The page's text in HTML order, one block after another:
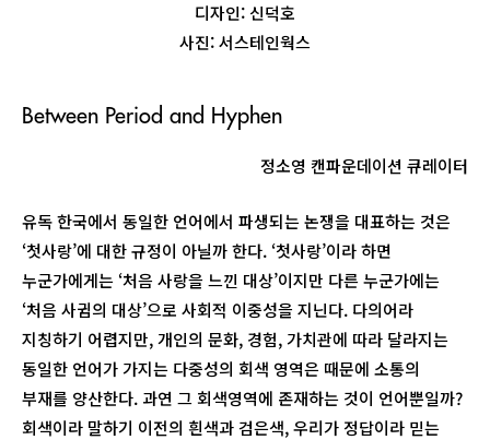
디자인: 신덕호
사진: 서스테인웍스
Between Period and Hyphen
정소영 캔파운데이션 큐레이터
유독 한국에서 동일한 언어에서 파생되는 논쟁을 대표하는 것은
‘첫사랑’에 대한 규정이 아닐까 한다. ‘첫사랑’이라 하면
누군가에게는 ‘처음 사랑을 느낀 대상’이지만 다른 누군가에는
‘처음 사귐의 대상’으로 사회적 이중성을 지닌다. 다의어라
지칭하기 어렵지만, 개인의 문화, 경험, 가치관에 따라 달라지는
동일한 언어가 가지는 다중성의 회색 영역은 때문에 소통의
부재를 양산한다. 과연 그 회색영역에 존재하는 것이 언어뿐일까?
회색이라 말하기 이전의 흰색과 검은색, 우리가 정답이라 믿는